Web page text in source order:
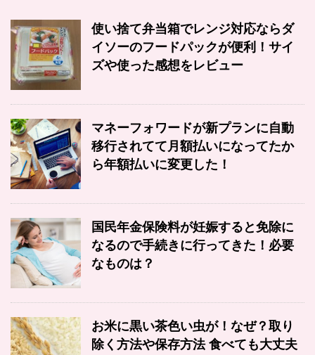
使い捨て弁当箱でレンジ対応ならダ
イソーのフードパックが便利！サイ
ズや使った感想をレビュー
マネーフォワードが新プランに自動
移行されてて月額払いになってたか
ら年額払いに変更した！
国民年金保険料が妊娠すると免除に
なるので手続きに行ってきた！必要
なものは？
お米に黒い茶色い虫が！なぜ？取り
除く方法や保存方法 食べても大丈夫